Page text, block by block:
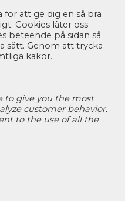
för att ge dig en så bra
Cookies låter oss
beteende på sidan så
sätt. Genom att trycka
kakor.
to give you the most
customer behavior.
to the use of all the